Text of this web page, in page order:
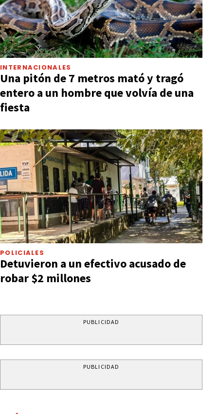
INTERNACIONALES
Una pitón de 7 metros mató y tragó
entero a un hombre que volvía de una
fiesta
POLICIALES
Detuvieron a un efectivo acusado de
robar $2 millones
PUBLICIDAD
PUBLICIDAD